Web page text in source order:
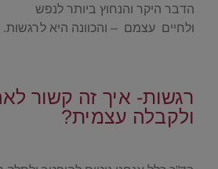
הדבר היקר והנחוץ ביותר לנפש
ולחיים עצמם – והכוונה היא לרגשות.
רגשות- איך זה קשור
ולקבלה עצמית?